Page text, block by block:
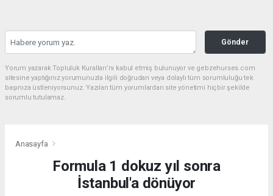
Gönder
Yorum yazarak Topluluk Kuralları’nı kabul etmiş bulunuyor ve gebzehurses.com
sitesine yaptığınız yorumunuzla ilgili doğrudan veya dolaylı tüm sorumluluğu tek
başınıza üstleniyorsunuz. Yazılan tüm yorumlardan site yönetimi hiçbir şekilde
sorumlu tutulamaz.
Anasayfa
Formula 1 dokuz yıl sonra
İstanbul'a dönüyor